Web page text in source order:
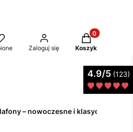
Zaloguj się
Produkty w
Koszyk
– nowoczesne i klasyczne pl...
4.9/5 (123)